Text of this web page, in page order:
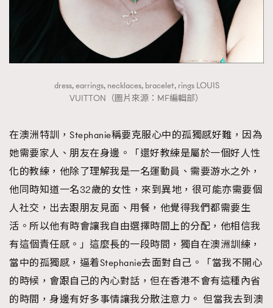
dress, earrings, necklaces, bracelet, rings LOUIS
VUITTON（圖片來源：MF編輯部）
在澳洲特訓，Stephanie稱要克服心中的孤獨感好難，因為
她需要家人、朋友在身邊。「還好教練是屬於一個好人性
化的教練，他除了理解我是一名運動員、需要游水之外，
他同時知道一名32歲的女性，來到異地，很可能亦需要個
人社交，出去跟朋友見面、用餐，他覺得我們都需要生
活。所以他有時會讓我自由選擇時間上的分配，他相信我
有這個責任感。」這麼長的一段時間，獨自在澳洲訓練，
當中的孤獨感，逼着Stephanie去面對自己。「當我不開心
的時候，會跟自己的內心對話，但在香港不會有這種內省
的時間，身邊有好多事情讓我分散注意力。 但當我去到澳